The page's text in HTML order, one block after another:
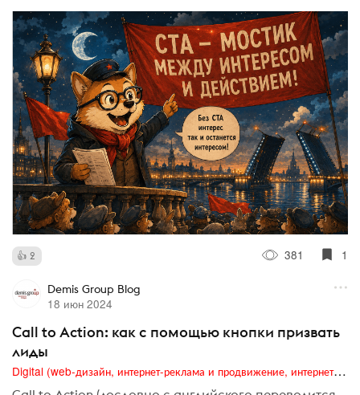
2 381 1
Demis Group Blog
18 июн 2024
Call to Action: как с помощью кнопки призвать
лиды
Digital (web-дизайн, интернет-реклама и продвижение, интернет-сообщества и блоги, интернет-коммуникации, мобильный маркетинг, реклама на цифровых экранах)